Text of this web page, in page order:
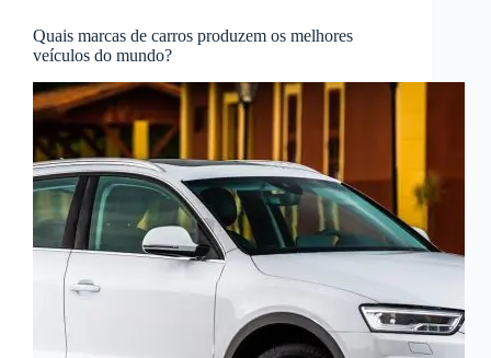
Quais marcas de carros produzem os melhores
veículos do mundo?